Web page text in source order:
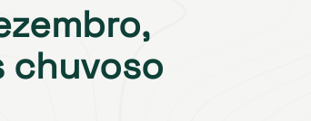
chuvoso